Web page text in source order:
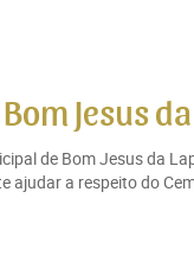
Jesus da
de Bom Jesus da
ajudar a respeito do